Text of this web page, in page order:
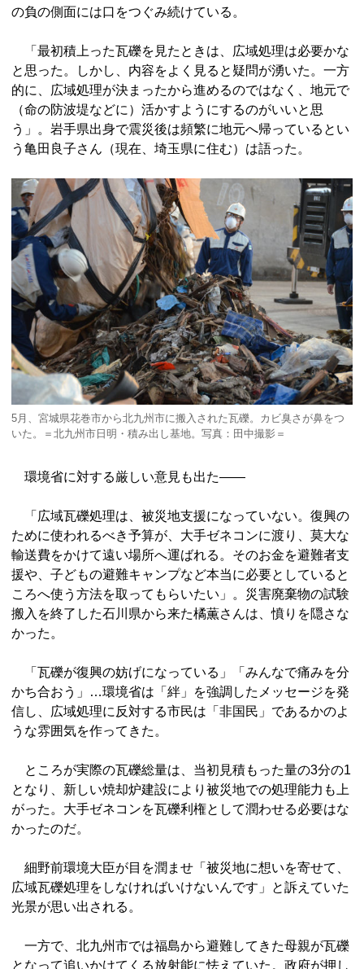
の負の側面には口をつぐみ続けている。
「最初積上った瓦礫を見たときは、広域処理は必要かな
と思った。しかし、内容をよく見ると疑問が湧いた。一方
的に、広域処理が決まったから進めるのではなく、地元で
（命の防波堤などに）活かすようにするのがいいと思
う」。岩手県出身で震災後は頻繁に地元へ帰っているとい
う亀田良子さん（現在、埼玉県に住む）は語った。
5月、宮城県花巻市から北九州市に搬入された瓦礫。カビ臭さが鼻をつ
いた。＝北九州市日明・積み出し基地。写真：田中撮影＝
環境省に対する厳しい意見も出た――
「広域瓦礫処理は、被災地支援になっていない。復興の
ために使われるべき予算が、大手ゼネコンに渡り、莫大な
輸送費をかけて遠い場所へ運ばれる。そのお金を避難者支
援や、子どもの避難キャンプなど本当に必要としていると
ころへ使う方法を取ってもらいたい」。災害廃棄物の試験
搬入を終了した石川県から来た橘薫さんは、憤りを隠さな
かった。
「瓦礫が復興の妨げになっている」「みんなで痛みを分
かち合おう」…環境省は「絆」を強調したメッセージを発
信し、広域処理に反対する市民は「非国民」であるかのよ
うな雰囲気を作ってきた。
ところが実際の瓦礫総量は、当初見積もった量の3分の1
となり、新しい焼却炉建設により被災地での処理能力も上
がった。大手ゼネコンを瓦礫利権として潤わせる必要はな
かったのだ。
細野前環境大臣が目を潤ませ「被災地に想いを寄せて、
広域瓦礫処理をしなければいけないんです」と訴えていた
光景が思い出される。
一方で、北九州市では福島から避難してきた母親が瓦礫
となって追いかけてくる放射能に怯えていた。政府が押し